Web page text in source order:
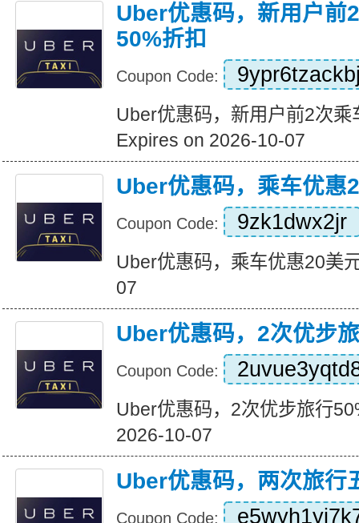
Uber优惠码，新用户前
50%折扣
Coupon Code:
Uber优惠码，新用户前2次乘
Expires on 2026-10-07
Uber优惠码，乘车优惠
Coupon Code: 9zk1dwx2jr
Uber优惠码，乘车优惠20美
07
Uber优惠码，2次优步
Coupon Code:
Uber优惠码，2次优步旅行
2026-10-07
Uber优惠码，两次旅行
Coupon Code: